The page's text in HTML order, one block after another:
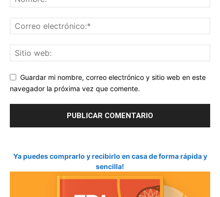
Guardar mi nombre, correo electrónico y sitio web en este
navegador la próxima vez que comente.
Ya puedes comprarlo y recibirlo en casa de forma rápida y
sencilla!